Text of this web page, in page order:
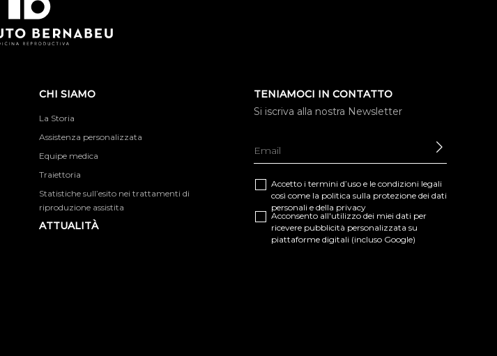
CHI SIAMO
La Storia
Assistenza personalizzata
Equipe medica
Traiettoria
Statistiche sull’esito nei trattamenti di
riproduzione assistita
ATTUALITÀ
TENIAMOCI IN CONTATTO
Si iscriva alla nostra Newsletter
Accetto i termini d’uso e le condizioni legali
così come la politica sulla protezione dei dati
personali e della privacy
Acconsento all'utilizzo dei miei dati per
ricevere pubblicità personalizzata su
piattaforme digitali (incluso Google)